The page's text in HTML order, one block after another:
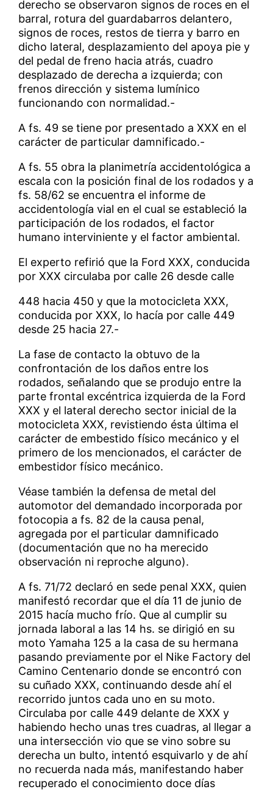
derecho se observaron signos de roces en el
barral, rotura del guardabarros delantero,
signos de roces, restos de tierra y barro en
dicho lateral, desplazamiento del apoya pie y
del pedal de freno hacia atrás, cuadro
desplazado de derecha a izquierda; con
frenos dirección y sistema lumínico
funcionando con normalidad.-
A fs. 49 se tiene por presentado a XXX en el
carácter de particular damnificado.-
A fs. 55 obra la planimetría accidentológica a
escala con la posición final de los rodados y a
fs. 58/62 se encuentra el informe de
accidentología vial en el cual se estableció la
participación de los rodados, el factor
humano interviniente y el factor ambiental.
El experto refirió que la Ford XXX, conducida
por XXX circulaba por calle 26 desde calle
448 hacia 450 y que la motocicleta XXX,
conducida por XXX, lo hacía por calle 449
desde 25 hacia 27.-
La fase de contacto la obtuvo de la
confrontación de los daños entre los
rodados, señalando que se produjo entre la
parte frontal excéntrica izquierda de la Ford
XXX y el lateral derecho sector inicial de la
motocicleta XXX, revistiendo ésta última el
carácter de embestido físico mecánico y el
primero de los mencionados, el carácter de
embestidor físico mecánico.
Véase también la defensa de metal del
automotor del demandado incorporada por
fotocopia a fs. 82 de la causa penal,
agregada por el particular damnificado
(documentación que no ha merecido
observación ni reproche alguno).
A fs. 71/72 declaró en sede penal XXX, quien
manifestó recordar que el día 11 de junio de
2015 hacía mucho frío. Que al cumplir su
jornada laboral a las 14 hs. se dirigió en su
moto Yamaha 125 a la casa de su hermana
pasando previamente por el Nike Factory del
Camino Centenario donde se encontró con
su cuñado XXX, continuando desde ahí el
recorrido juntos cada uno en su moto.
Circulaba por calle 449 delante de XXX y
habiendo hecho unas tres cuadras, al llegar a
una intersección vio que se vino sobre su
derecha un bulto, intentó esquivarlo y de ahí
no recuerda nada más, manifestando haber
recuperado el conocimiento doce días